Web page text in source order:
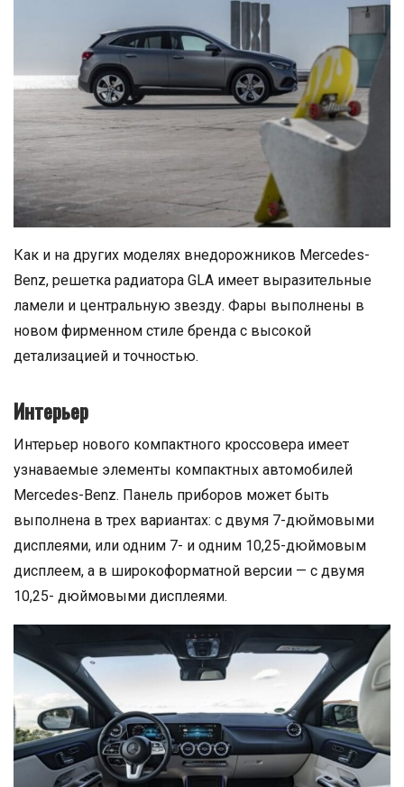
Как и на других моделях внедорожников Mercedes-
Benz, решетка радиатора GLA имеет выразительные
ламели и центральную звезду. Фары выполнены в
новом фирменном стиле бренда с высокой
детализацией и точностью.
Интерьер
Интерьер нового компактного кроссовера имеет
узнаваемые элементы компактных автомобилей
Mercedes-Benz. Панель приборов может быть
выполнена в трех вариантах: с двумя 7-дюймовыми
дисплеями, или одним 7- и одним 10,25-дюймовым
дисплеем, а в широкоформатной версии — с двумя
10,25- дюймовыми дисплеями.